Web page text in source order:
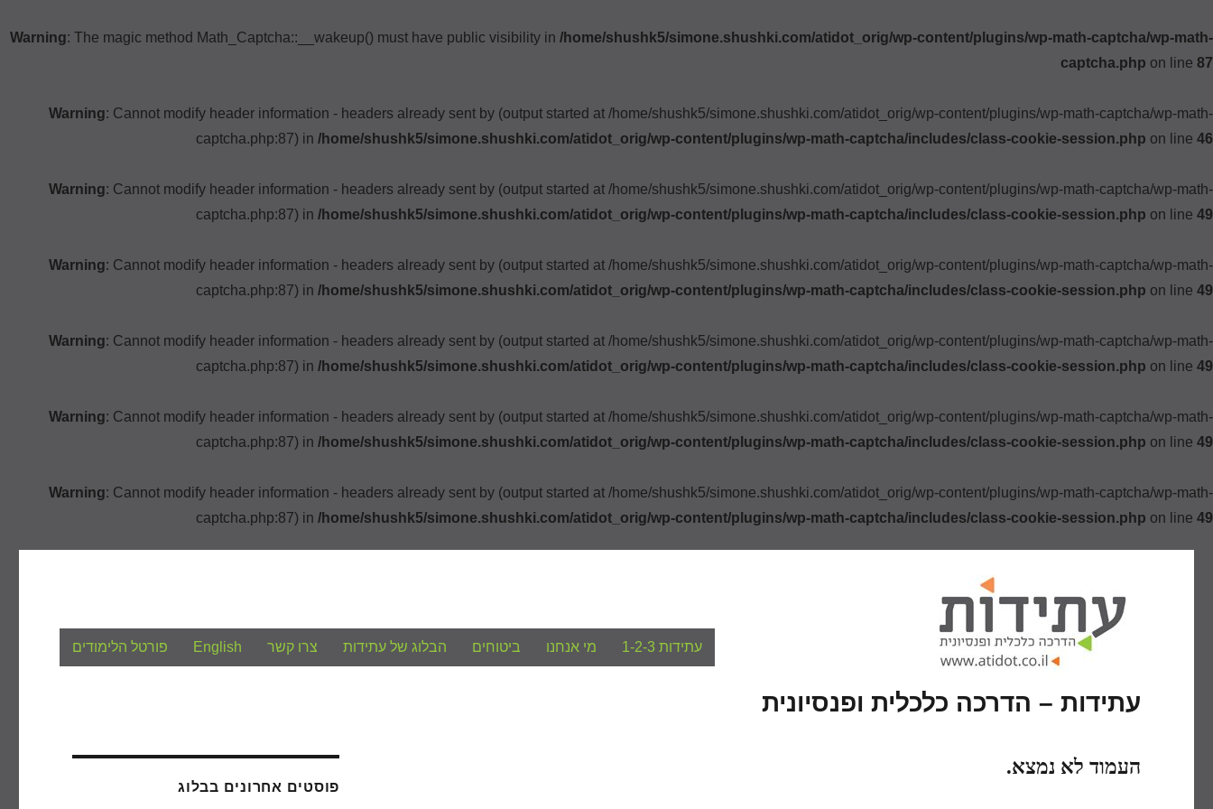
Warning: The magic method Math_Captcha::__wakeup() must have public visibility in /home/shushk5/simone.shushki.com/atidot_orig/wp-content/plugins/wp-math-captcha/wp-math-
captcha.php on line 87
Warning: Cannot modify header information - headers already sent by (output started at /home/shushk5/simone.shushki.com/atidot_orig/wp-content/plugins/wp-math-captcha/wp-math-
captcha.php:87) in /home/shushk5/simone.shushki.com/atidot_orig/wp-content/plugins/wp-math-captcha/includes/class-cookie-session.php on line 46
Warning: Cannot modify header information - headers already sent by (output started at /home/shushk5/simone.shushki.com/atidot_orig/wp-content/plugins/wp-math-captcha/wp-math-
captcha.php:87) in /home/shushk5/simone.shushki.com/atidot_orig/wp-content/plugins/wp-math-captcha/includes/class-cookie-session.php on line 49
Warning: Cannot modify header information - headers already sent by (output started at /home/shushk5/simone.shushki.com/atidot_orig/wp-content/plugins/wp-math-captcha/wp-math-
captcha.php:87) in /home/shushk5/simone.shushki.com/atidot_orig/wp-content/plugins/wp-math-captcha/includes/class-cookie-session.php on line 49
Warning: Cannot modify header information - headers already sent by (output started at /home/shushk5/simone.shushki.com/atidot_orig/wp-content/plugins/wp-math-captcha/wp-math-
captcha.php:87) in /home/shushk5/simone.shushki.com/atidot_orig/wp-content/plugins/wp-math-captcha/includes/class-cookie-session.php on line 49
Warning: Cannot modify header information - headers already sent by (output started at /home/shushk5/simone.shushki.com/atidot_orig/wp-content/plugins/wp-math-captcha/wp-math-
captcha.php:87) in /home/shushk5/simone.shushki.com/atidot_orig/wp-content/plugins/wp-math-captcha/includes/class-cookie-session.php on line 49
Warning: Cannot modify header information - headers already sent by (output started at /home/shushk5/simone.shushki.com/atidot_orig/wp-content/plugins/wp-math-captcha/wp-math-
captcha.php:87) in /home/shushk5/simone.shushki.com/atidot_orig/wp-content/plugins/wp-math-captcha/includes/class-cookie-session.php on line 49
עתידות – הדרכה כלכלית ופנסיונית
עתידות 1-2-3 מי אנחנו ביטוחים הבלוג של עתידות צרו קשר English פורטל הלימודים
העמוד לא נמצא.
פוסטים אחרונים בבלוג